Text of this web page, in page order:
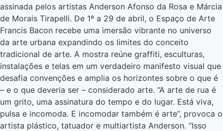
assinada pelos artistas Anderson Afonso da Rosa e Márcia
de Morais Tirapelli. De 1º a 29 de abril, o Espaço de Arte
Francis Bacon recebe uma imersão vibrante no universo
da arte urbana expandindo os limites do conceito
tradicional de arte. A mostra reúne graffiti, esculturas,
instalações e telas em um verdadeiro manifesto visual que
desafia convenções e amplia os horizontes sobre o que é
– e o que deveria ser – considerado arte. “A arte de rua é
um grito, uma assinatura do tempo e do lugar. Está viva,
pulsa e incomoda. E incomodar também é arte”, provoca o
artista plástico, tatuador e multiartista Anderson. “Isso